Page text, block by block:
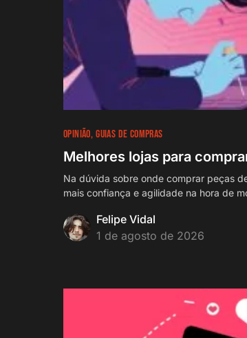
OPINIÃO GUIAS DE COMPRAS
Melhores lojas para
Na dúvida sobre onde comprar peças
mais confiança e agilidade na hora de
Felipe Vidal
1 de agosto de 2026